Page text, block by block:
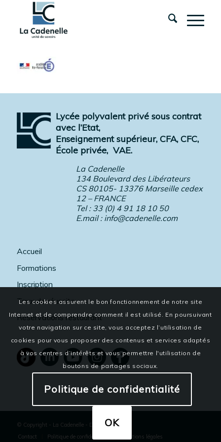
Lycée polyvalent privé sous contrat
avec l’Etat,
Enseignement supérieur, CFA, CFC,
École privée, VAE.
La Cadenelle
134 Boulevard des Libérateurs
CS 80105- 13376 Marseille cedex
12 – FRANCE
Tel : 33 (0) 4 91 18 10 50
E.mail : info@cadenelle.com
Accueil
Formations
Inscription
Taux de réussite
Réservations restaurant
© Copyright - La Cadenelle - Dixi
Contact
Politique de confidentialité Mentions légales
Les cookies assurent le bon fonctionnement de notre site
Internet et de comprendre comment il est utilisé. En poursuivant
votre navigation sur ce site, vous acceptez l’utilisation de
cookies pour vous proposer des contenus et services adaptés
à vos centres d’intérêts et vous permettre l'utilisation de
boutons de partages sociaux.
Politique de confidentialité
OK